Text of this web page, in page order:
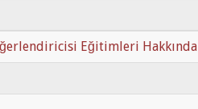
Eğitimleri Hakkında